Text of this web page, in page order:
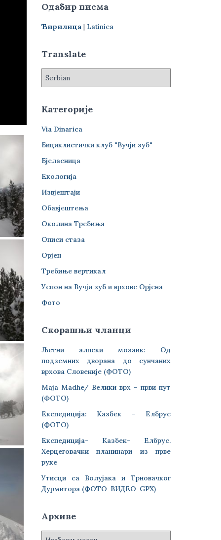
а
а
а
Одабир писма
Ћирилица | Latinica
Translate
Категорије
Via Dinarica
Бициклистички клуб "Вучји зуб"
Бјеласница
Екологија
Извјештаји
Обавјештења
Околина Требиња
Описи стаза
Орјен
Требиње вертикал
Успон на Вучји зуб и врхове Орјена
Фото
Скорашњи чланци
Љетни алпски мозаик: Од
подземних дворана до сунчаних
врхова Словеније (ФОТО)
Maja Madhe/ Велики врх – први пут
(ФОТО)
Експедиција: Казбек – Елбрус
(ФОТО)
Експедиција- Казбек- Елбрус.
Херцеговачки планинари из прве
руке
Утисци са Волујака и Трновачког
Дурмитора (ФОТО-ВИДЕО-GPX)
Архиве